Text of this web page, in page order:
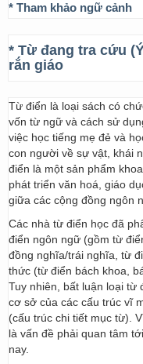
* Tham khảo ngữ cảnh
* Từ đang tra cứu
rắn giáo
Từ điển là loại sách có
vốn từ ngữ và cách sử
việc học tiếng mẹ đẻ và
con người về sự vật, khái
điển là một sản phẩm
phát triển văn hoá, giáo
giữa các cộng đồng ngôn
Các nhà từ điển học đã
điển ngôn ngữ (gồm từ
đồng nghĩa/trái nghĩa, từ
thức (từ điển bách khoa,
Tuy nhiên, bất luận loại từ
cơ sở của các cấu trúc vĩ
(cấu trúc chi tiết mục từ).
là vấn đề phải quan tâm
nay.